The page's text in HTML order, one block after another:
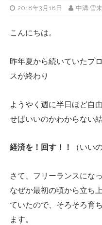
2018年3月18日 中溝 雪未
こんにちは。
昨年夏から続いていたプ
スが終わり
ようやく週に半日ほど自
せばいいのかわからない
経済を！回す！！ （いい
さて、フリーランスにな
なぜか最初の頃から立ち
ていたので、そろそろ育
ます。